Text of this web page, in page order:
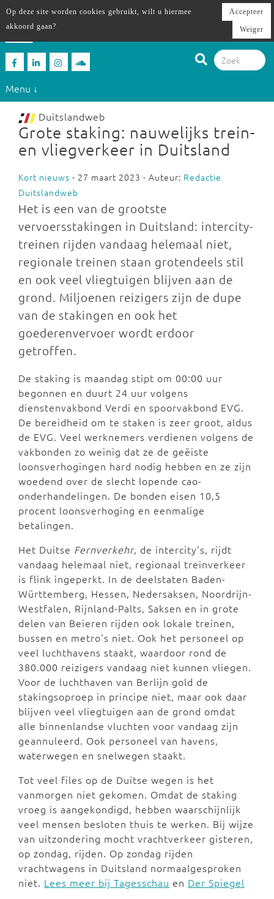
Menu ↓
Duitslandweb
Grote staking: nauwelijks trein-
en vliegverkeer in Duitsland
Kort nieuws - 27 maart 2023 - Auteur: Redactie
Duitslandweb
Het is een van de grootste
vervoersstakingen in Duitsland: intercity-
treinen rijden vandaag helemaal niet,
regionale treinen staan grotendeels stil
en ook veel vliegtuigen blijven aan de
grond. Miljoenen reizigers zijn de dupe
van de stakingen en ook het
goederenvervoer wordt erdoor
getroffen.
De staking is maandag stipt om 00:00 uur
begonnen en duurt 24 uur volgens
dienstenvakbond Verdi en spoorvakbond EVG.
De bereidheid om te staken is zeer groot, aldus
de EVG. Veel werknemers verdienen volgens de
vakbonden zo weinig dat ze de geëiste
loonsverhogingen hard nodig hebben en ze zijn
woedend over de slecht lopende cao-
onderhandelingen. De bonden eisen 10,5
procent loonsverhoging en eenmalige
betalingen.
Het Duitse Fernverkehr, de intercity's, rijdt
vandaag helemaal niet, regionaal treinverkeer
is flink ingeperkt. In de deelstaten Baden-
Württemberg, Hessen, Nedersaksen, Noordrijn-
Westfalen, Rijnland-Palts, Saksen en in grote
delen van Beieren rijden ook lokale treinen,
bussen en metro's niet. Ook het personeel op
veel luchthavens staakt, waardoor rond de
380.000 reizigers vandaag niet kunnen vliegen.
Voor de luchthaven van Berlijn gold de
stakingsoproep in principe niet, maar ook daar
blijven veel vliegtuigen aan de grond omdat
alle binnenlandse vluchten voor vandaag zijn
geannuleerd. Ook personeel van havens,
waterwegen en snelwegen staakt.
Tot veel files op de Duitse wegen is het
vanmorgen niet gekomen. Omdat de staking
vroeg is aangekondigd, hebben waarschijnlijk
veel mensen besloten thuis te werken. Bij wijze
van uitzondering mocht vrachtverkeer gisteren,
op zondag, rijden. Op zondag rijden
vrachtwagens in Duitsland normaalgesproken
niet. Lees meer bij Tagesschau en Der Spiegel
Op deze site worden cookies gebruikt, wilt u hiermee
akkoord gaan?
Accepteer
Weiger